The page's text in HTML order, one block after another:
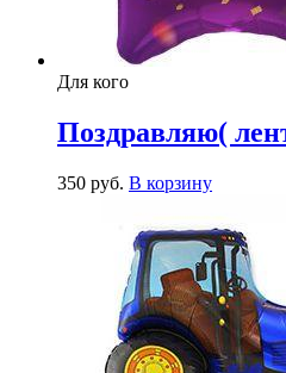
Для кого
Поздравляю(
350 руб. В корзину